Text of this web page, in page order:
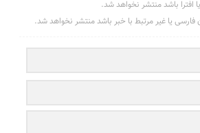
افترا باشد منتشر نخواهد شد.
فارسی یا غیر مرتبط با خبر باشد منتشر نخواهد شد.